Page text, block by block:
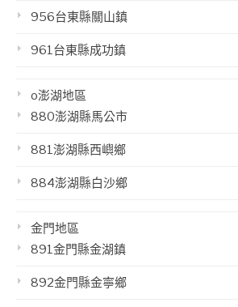
956台東縣關山鎮
961台東縣成功鎮
o澎湖地區
880澎湖縣馬公市
881澎湖縣西嶼鄉
884澎湖縣白沙鄉
金門地區
891金門縣金湖鎮
892金門縣金寧鄉